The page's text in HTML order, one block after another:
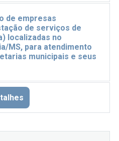
de empresas
de serviços de
localizadas no
MS, para atendimento
municipais e seus